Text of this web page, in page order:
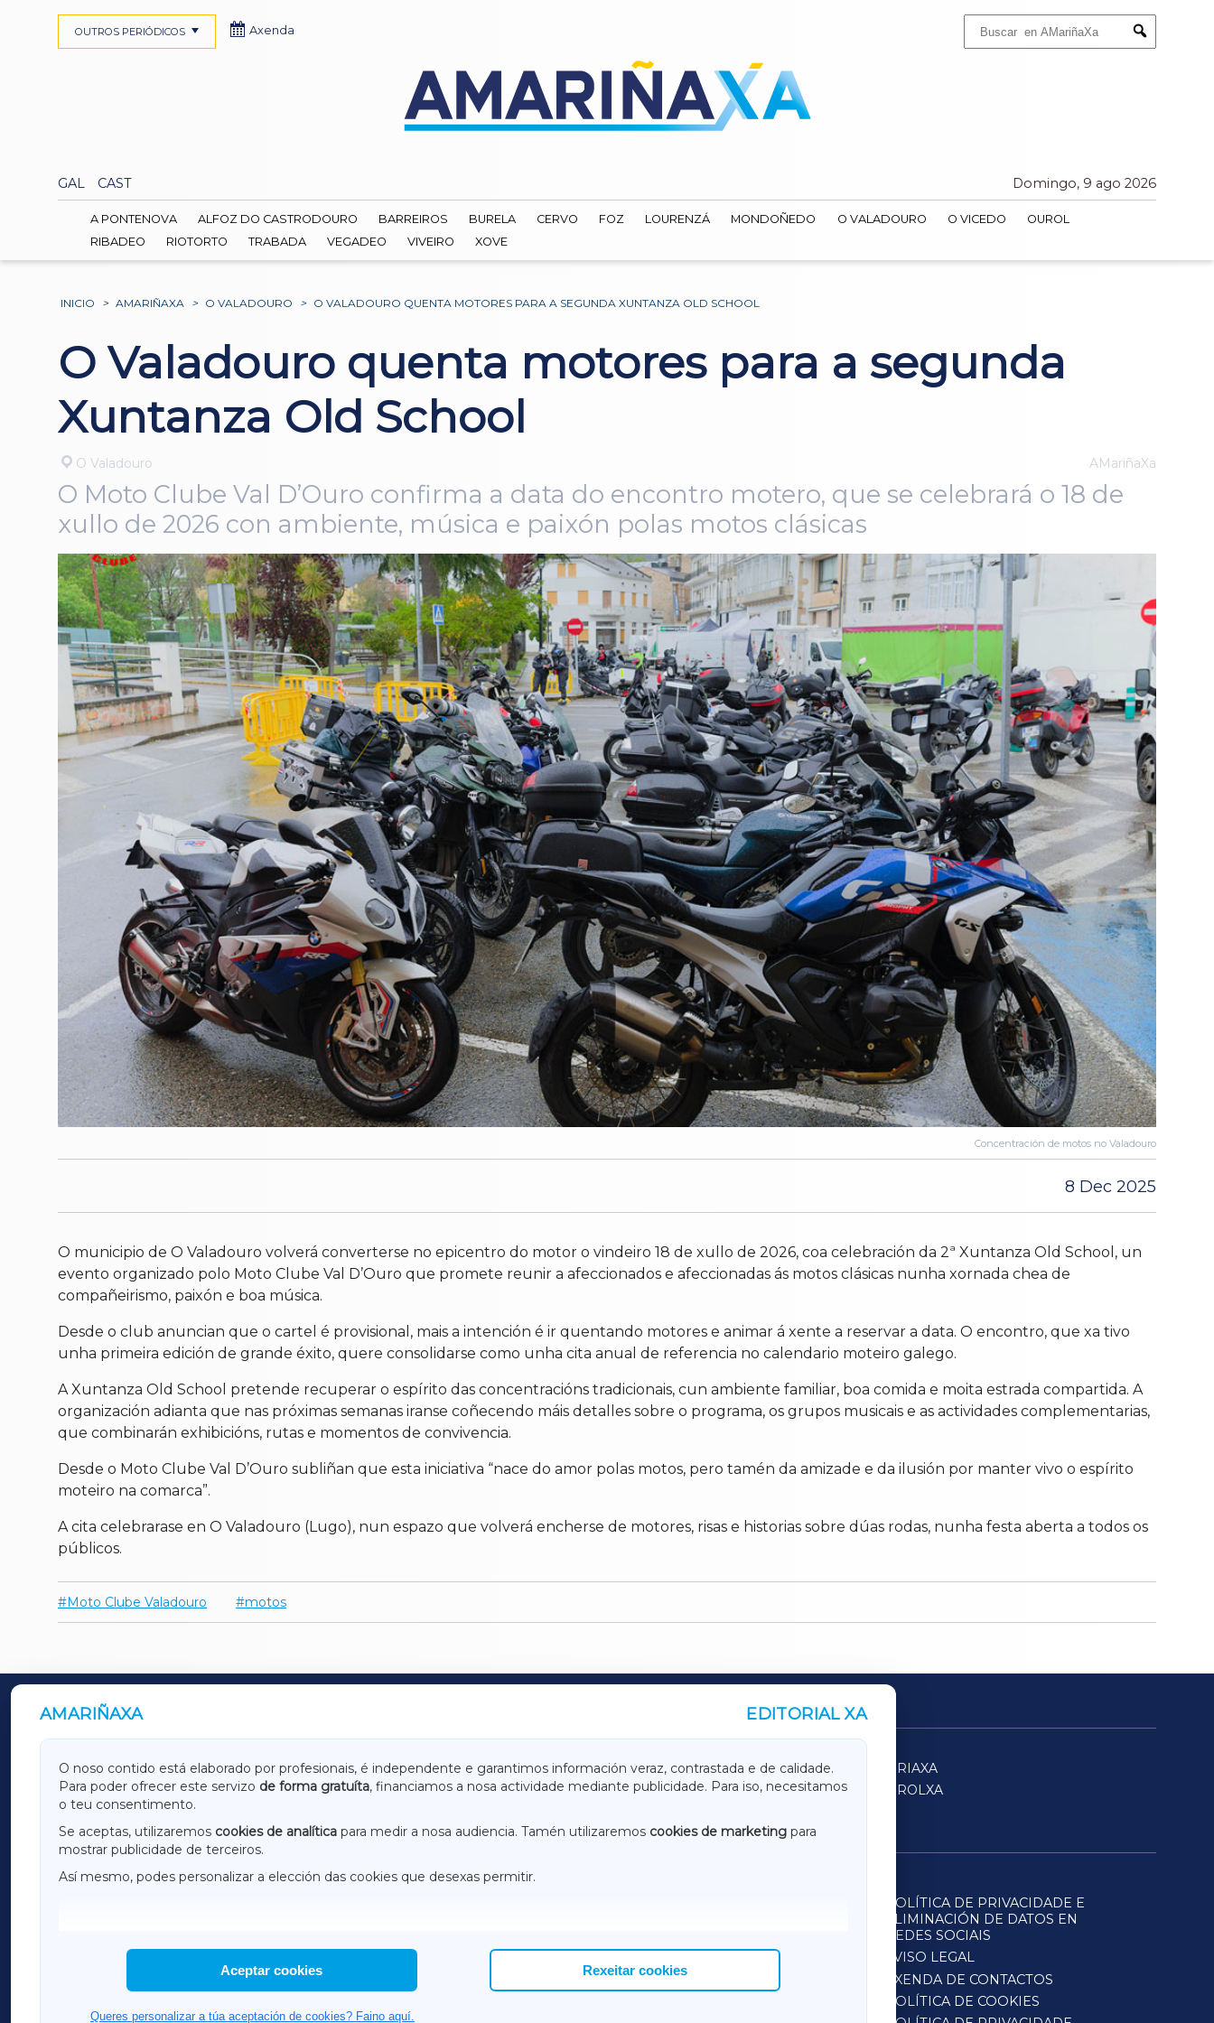
Submit
GAL CAST Domingo, 9 ago 2026
OUTROS PERIÓDICOS Axenda
A PONTENOVA ALFOZ DO CASTRODOURO BARREIROS BURELA CERVO FOZ LOURENZÁ MONDOÑEDO O VALADOURO O VICEDO
OUROL
RIBADEO
RIOTORTO TRABADA VEGADEO VIVEIRO XOVE
INICIO > AMARIÑAXA > O VALADOURO > O VALADOURO QUENTA MOTORES PARA A SEGUNDA XUNTANZA OLD SCHOOL
O Valadouro quenta motores para a segunda
Xuntanza Old School
O Valadouro AMariñaXa
O Moto Clube Val D’Ouro confirma a data do encontro motero, que se celebrará o 18 de
xullo de 2026 con ambiente, música e paixón polas motos clásicas
Concentración de motos no Valadouro
8 Dec 2025
O municipio de O Valadouro volverá converterse no epicentro do motor o vindeiro 18 de xullo de 2026, coa celebración da 2ª Xuntanza Old School, un
evento organizado polo Moto Clube Val D’Ouro que promete reunir a afeccionados e afeccionadas ás motos clásicas nunha xornada chea de
compañeirismo, paixón e boa música.
Desde o club anuncian que o cartel é provisional, mais a intención é ir quentando motores e animar á xente a reservar a data. O encontro, que xa tivo
unha primeira edición de grande éxito, quere consolidarse como unha cita anual de referencia no calendario moteiro galego.
A Xuntanza Old School pretende recuperar o espírito das concentracións tradicionais, cun ambiente familiar, boa comida e moita estrada compartida. A
organización adianta que nas próximas semanas iranse coñecendo máis detalles sobre o programa, os grupos musicais e as actividades complementarias,
que combinarán exhibicións, rutas e momentos de convivencia.
Desde o Moto Clube Val D’Ouro subliñan que esta iniciativa “nace do amor polas motos, pero tamén da amizade e da ilusión por manter vivo o espírito
moteiro na comarca”.
A cita celebrarase en O Valadouro (Lugo), nun espazo que volverá encherse de motores, risas e historias sobre dúas rodas, nunha festa aberta a todos os
públicos.
Moto Clube Valadouro motos
AMARIÑAXA EDITORIAL XA
O noso contido está elaborado por profesionais, é independente e garantimos información veraz, contrastada e de calidade.
Para poder ofrecer este servizo de forma gratuíta, financiamos a nosa actividade mediante publicidade. Para iso, necesitamos
o teu consentimento.
Se aceptas, utilizaremos cookies de analítica para medir a nosa audiencia. Tamén utilizaremos cookies de marketing para
mostrar publicidade de terceiros.
Así mesmo, podes personalizar a elección das cookies que desexas permitir.
Aceptar cookies Rexeitar cookies
Queres personalizar a túa aceptación de cookies? Faino aquí.
OUTROS PERIÓDICOS
GALICIAXA LUGOXA TERRACHAXA
SARRIAXA
AMARIÑAXA
RIBEIRASACRAXA ACORUÑAXA
FERROLXA
OURENSEXA
HEMEROTECA
POLÍTICA DE PRIVACIDADE E
ELIMINACIÓN DE DATOS EN
REDES SOCIAIS
AVISO LEGAL
AXENDA DE CONTACTOS
POLÍTICA DE COOKIES